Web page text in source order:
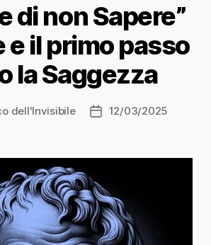
di non Sapere”
e il primo passo
la Saggezza
dell'Invisibile
Data12/03/2025